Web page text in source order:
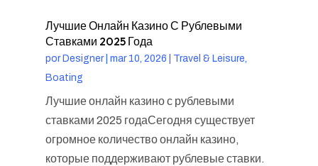
Лучшие Онлайн Казино С Рублевыми
Ставками 2025 Года
por Designer| mar 10, 2026
Travel & Leisure,
Boating
Лучшие онлайн казино с рублевыми
ставками 2025 годаСегодня существует
огромное количество онлайн казино,
которые поддерживают рублевые ставки.